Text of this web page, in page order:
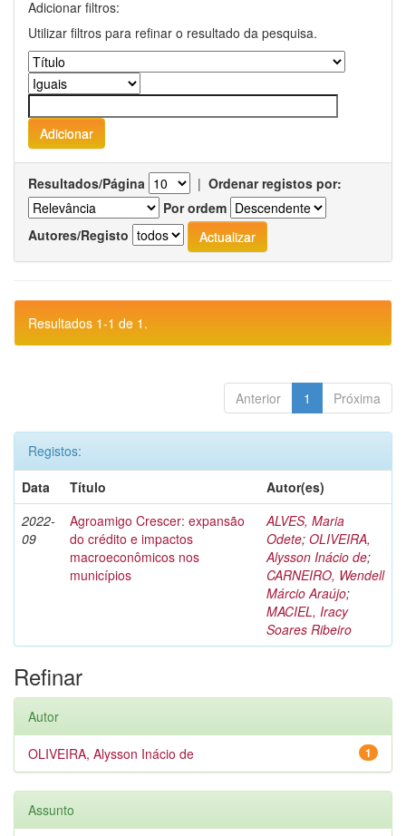
Adicionar filtros:
Utilizar filtros para refinar o resultado da pesquisa.
Resultados/Página | Ordenar registos por:
Por ordem
Autores/Registo
Resultados 1-1 de 1.
Anterior 1 Próxima
Registos:
Data
Título
Autor(es)
2022-
09
Agroamigo Crescer: expansão
do crédito e impactos
macroeconômicos nos
municípios
ALVES, Maria
Odete; OLIVEIRA,
Alysson Inácio de;
CARNEIRO, Wendell
Márcio Araújo;
MACIEL, Iracy
Soares Ribeiro
Refinar
Autor
1
OLIVEIRA, Alysson Inácio de
Assunto